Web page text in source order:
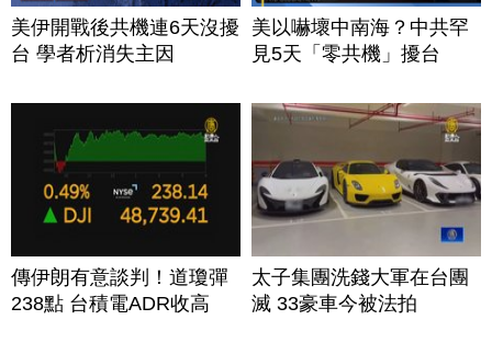
美伊開戰後共機連6天沒擾
台 學者析消失主因
美以嚇壞中南海？中共罕
見5天「零共機」擾台
傳伊朗有意談判！道瓊彈
238點 台積電ADR收高
太子集團洗錢大軍在台團
滅 33豪車今被法拍